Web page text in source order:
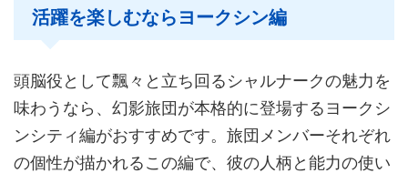
活躍を楽しむならヨークシン編
頭脳役として飄々と立ち回るシャルナークの魅力を
味わうなら、幻影旅団が本格的に登場するヨークシ
ンシティ編がおすすめです。旅団メンバーそれぞれ
の個性が描かれるこの編で、彼の人柄と能力の使い